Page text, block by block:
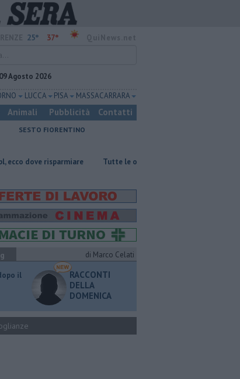
25° 37°
09 Agosto 2026
LUCCA PISA MASSA CARRARA
Animali Pubblicità Contatti
SESTO FIORENTINO
​Tutte le offerte di lavoro in provincia di Firenze
di Marco Celati
il
RACCONTI
DELLA
DOMENICA